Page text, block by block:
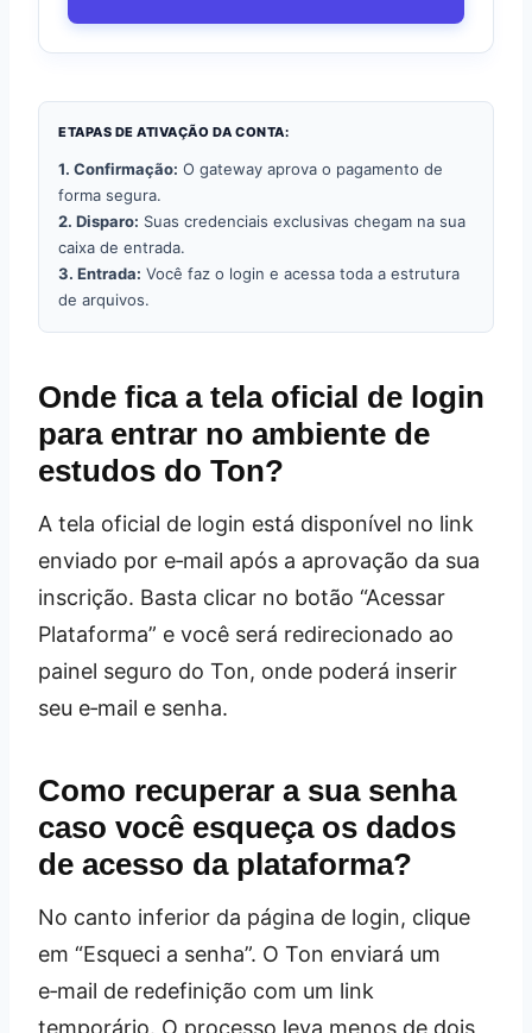
ETAPAS DE ATIVAÇÃO DA CONTA:
1. Confirmação: O gateway aprova o pagamento de
forma segura.
2. Disparo: Suas credenciais exclusivas chegam na sua
caixa de entrada.
3. Entrada: Você faz o login e acessa toda a estrutura
de arquivos.
Onde fica a tela oficial de login
para entrar no ambiente de
estudos do Ton?
A tela oficial de login está disponível no link
enviado por e‑mail após a aprovação da sua
inscrição. Basta clicar no botão “Acessar
Plataforma” e você será redirecionado ao
painel seguro do Ton, onde poderá inserir
seu e‑mail e senha.
Como recuperar a sua senha
caso você esqueça os dados
de acesso da plataforma?
No canto inferior da página de login, clique
em “Esqueci a senha”. O Ton enviará um
e‑mail de redefinição com um link
temporário. O processo leva menos de dois